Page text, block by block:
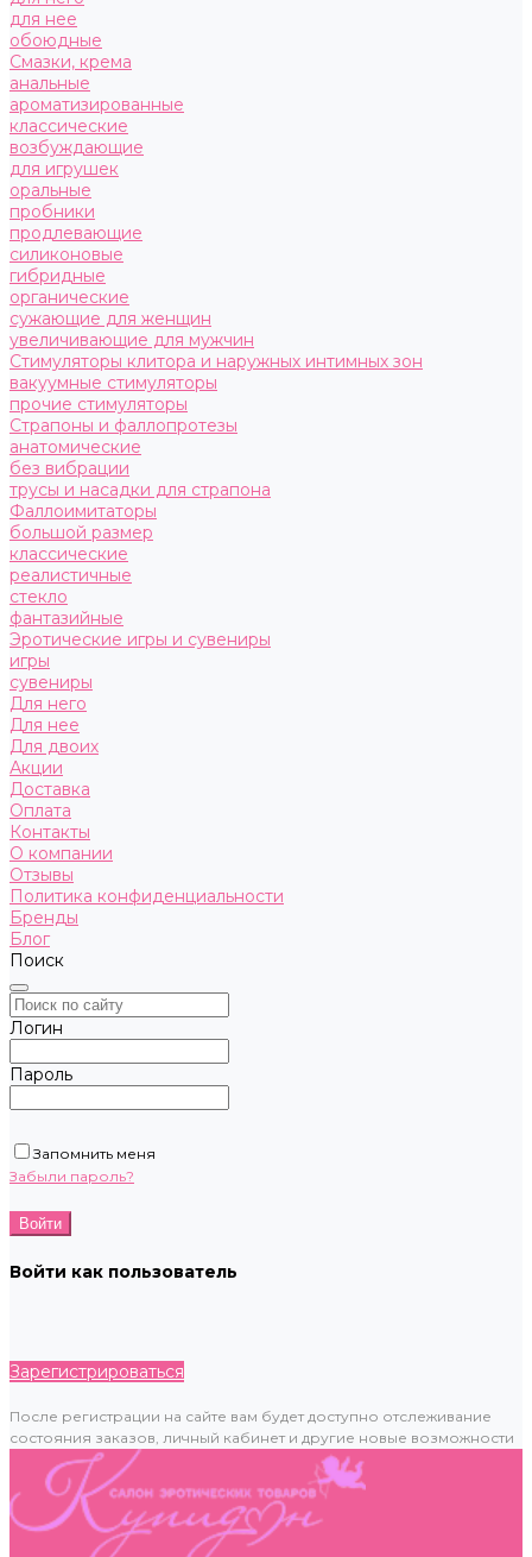
для нее
обоюдные
Смазки, крема
анальные
ароматизированные
классические
возбуждающие
для игрушек
оральные
пробники
продлевающие
силиконовые
гибридные
органические
сужающие для женщин
увеличивающие для мужчин
Стимуляторы клитора и наружных интимных зон
вакуумные стимуляторы
прочие стимуляторы
Страпоны и фаллопротезы
анатомические
без вибрации
трусы и насадки для страпона
Фаллоимитаторы
большой размер
классические
реалистичные
стекло
фантазийные
Эротические игры и сувениры
игры
сувениры
Для него
Для нее
Для двоих
Акции
Доставка
Оплата
Контакты
О компании
Отзывы
Политика конфиденциальности
Бренды
Блог
Поиск
Логин
Пароль
Запомнить меня
Забыли пароль?
Войти как пользователь
Зарегистрироваться
После регистрации на сайте вам будет доступно отслеживание
состояния заказов, личный кабинет и другие новые возможности